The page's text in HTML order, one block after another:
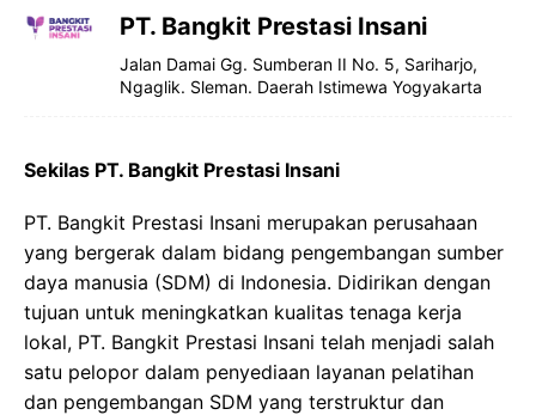
PT. Bangkit Prestasi Insani
Jalan Damai Gg. Sumberan II No. 5, Sariharjo,
Ngaglik. Sleman. Daerah Istimewa Yogyakarta
Sekilas PT. Bangkit Prestasi Insani
PT. Bangkit Prestasi Insani merupakan perusahaan
yang bergerak dalam bidang pengembangan sumber
daya manusia (SDM) di Indonesia. Didirikan dengan
tujuan untuk meningkatkan kualitas tenaga kerja
lokal, PT. Bangkit Prestasi Insani telah menjadi salah
satu pelopor dalam penyediaan layanan pelatihan
dan pengembangan SDM yang terstruktur dan